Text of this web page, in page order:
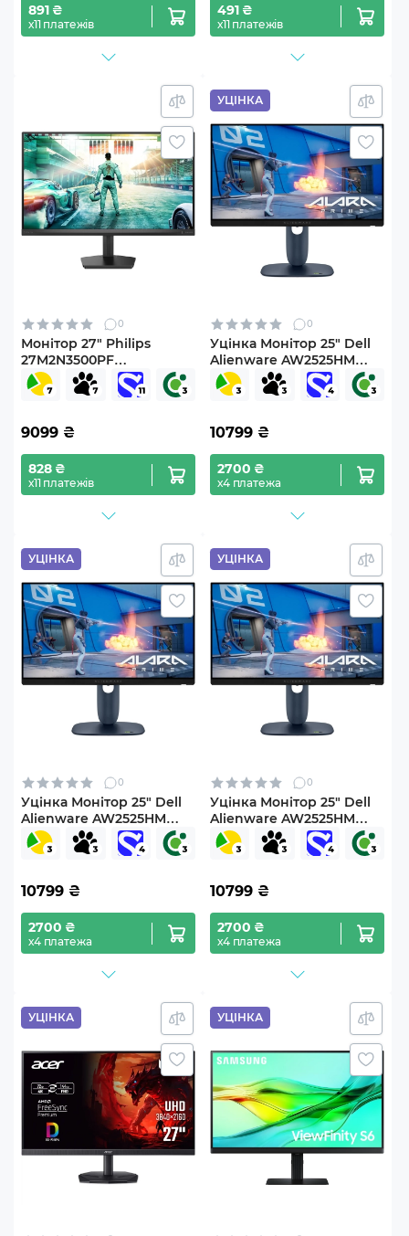
891 ₴
х11 платежів
491 ₴
х11 платежів
0
Монітор 27" Philips
27M2N3500PF
(27M2N3500PF/00)
9099 ₴
828 ₴
х11 платежів
УЦІНКА
0
Уцінка Монітор 25" Dell
Alienware AW2525HM
(CN012J4PWSL00581558U)
10799 ₴
2700 ₴
х4 платежа
УЦІНКА
0
Уцінка Монітор 25" Dell
Alienware AW2525HM
(CN012J4PWSL005A5953UA00)
10799 ₴
2700 ₴
х4 платежа
УЦІНКА
0
Уцінка Монітор 25" Dell
Alienware AW2525HM
10799 ₴
2700 ₴
х4 платежа
УЦІНКА УЦІНКА